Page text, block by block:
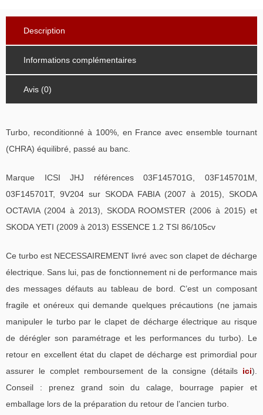
Description
Informations complémentaires
Avis (0)
Turbo, reconditionné à 100%, en France avec ensemble tournant
(CHRA) équilibré, passé au banc.
Marque ICSI JHJ références 03F145701G, 03F145701M,
03F145701T, 9V204 sur SKODA FABIA (2007 à 2015), SKODA
OCTAVIA (2004 à 2013), SKODA ROOMSTER (2006 à 2015) et
SKODA YETI (2009 à 2013) ESSENCE 1.2 TSI 86/105cv
Ce turbo est NECESSAIREMENT livré avec son clapet de décharge
électrique. Sans lui, pas de fonctionnement ni de performance mais
des messages défauts au tableau de bord. C’est un composant
fragile et onéreux qui demande quelques précautions (ne jamais
manipuler le turbo par le clapet de décharge électrique au risque
de dérégler son paramétrage et les performances du turbo). Le
retour en excellent état du clapet de décharge est primordial pour
assurer le complet remboursement de la consigne (détails ici).
Conseil : prenez grand soin du calage, bourrage papier et
emballage lors de la préparation du retour de l’ancien turbo.